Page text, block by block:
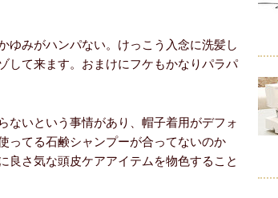
ゆみがハンパない。けっこう入念に洗髪し
して来ます。おまけにフケもかなりパラパ
ないという事情があり、帽子着用がデフォ
ってる石鹸シャンプーが合ってないのか
良さ気な頭皮ケアアイテムを物色すること